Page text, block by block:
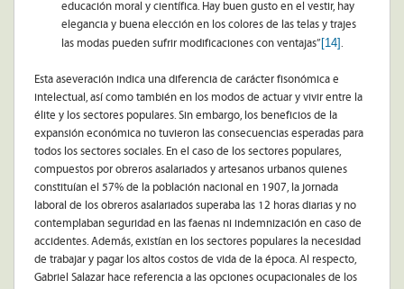
educación moral y científica. Hay buen gusto en el vestir, hay
elegancia y buena elección en los colores de las telas y trajes
las modas pueden sufrir modificaciones con ventajas” [14].
Esta aseveración indica una diferencia de carácter fisonómica e
intelectual, así como también en los modos de actuar y vivir entre la
élite y los sectores populares. Sin embargo, los beneficios de la
expansión económica no tuvieron las consecuencias esperadas para
todos los sectores sociales. En el caso de los sectores populares,
compuestos por obreros asalariados y artesanos urbanos quienes
constituían el 57% de la población nacional en 1907, la jornada
laboral de los obreros asalariados superaba las 12 horas diarias y no
contemplaban seguridad en las faenas ni indemnización en caso de
accidentes. Además, existían en los sectores populares la necesidad
de trabajar y pagar los altos costos de vida de la época. Al respecto,
Gabriel Salazar hace referencia a las opciones ocupacionales de los